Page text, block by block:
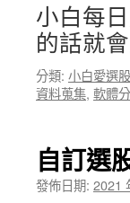
小白每
的話就
分類: 小白愛選股
資料蒐集, 軟體
自訂選
發佈日期: 2021